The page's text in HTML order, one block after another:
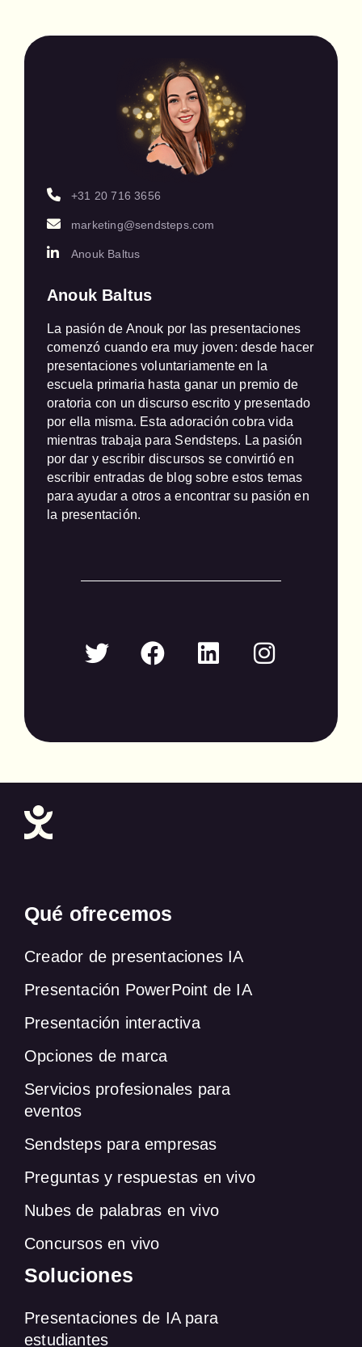
+31 20 716 3656
marketing@sendsteps.com
Anouk Baltus
Anouk Baltus
La pasión de Anouk por las presentaciones
comenzó cuando era muy joven: desde hacer
presentaciones voluntariamente en la
escuela primaria hasta ganar un premio de
oratoria con un discurso escrito y presentado
por ella misma. Esta adoración cobra vida
mientras trabaja para Sendsteps. La pasión
por dar y escribir discursos se convirtió en
escribir entradas de blog sobre estos temas
para ayudar a otros a encontrar su pasión en
la presentación.
Qué ofrecemos
Creador de presentaciones IA
Presentación PowerPoint de IA
Presentación interactiva
Opciones de marca
Servicios profesionales para
eventos
Sendsteps para empresas
Preguntas y respuestas en vivo
Nubes de palabras en vivo
Concursos en vivo
Soluciones
Presentaciones de IA para
estudiantes